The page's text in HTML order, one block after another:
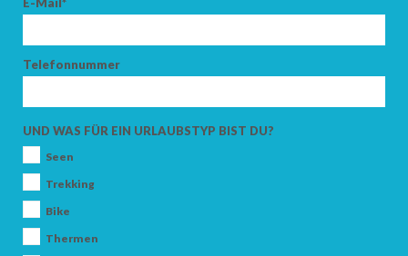
KINDER
Telefonnummer
UND WAS FÜR EIN URLAUBSTYP BIST DU?
Seen
Trekking
Bike
Thermen